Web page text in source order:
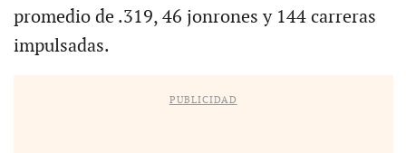
promedio de .319, 46 jonrones y 144 carreras
impulsadas.
PUBLICIDAD